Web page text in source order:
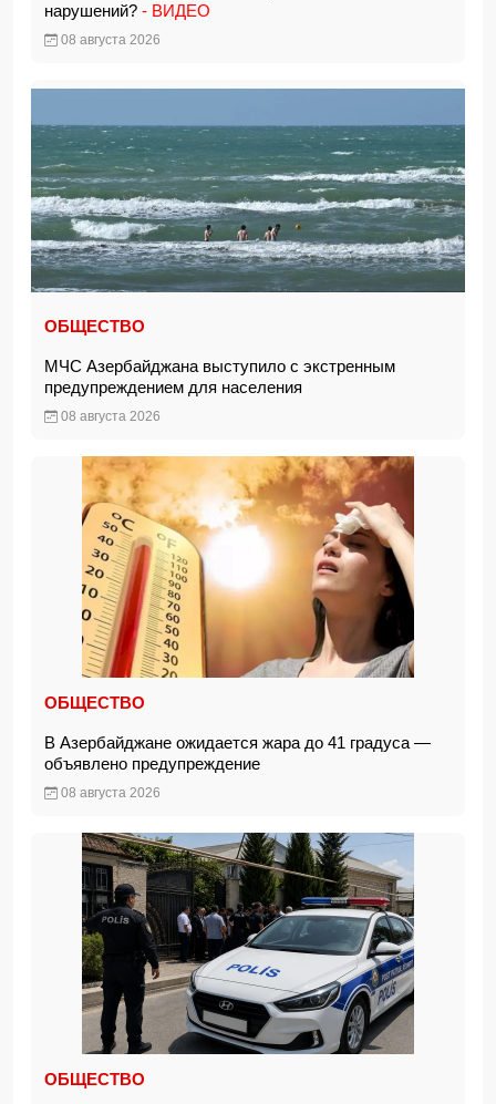
нарушений? - ВИДЕО
08 августа 2026
ОБЩЕСТВО
МЧС Азербайджана выступило с экстренным
предупреждением для населения
08 августа 2026
ОБЩЕСТВО
В Азербайджане ожидается жара до 41 градуса —
объявлено предупреждение
08 августа 2026
ОБЩЕСТВО